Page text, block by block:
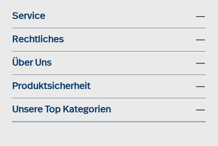
Service
Rechtliches
Über Uns
Produktsicherheit
Unsere Top Kategorien